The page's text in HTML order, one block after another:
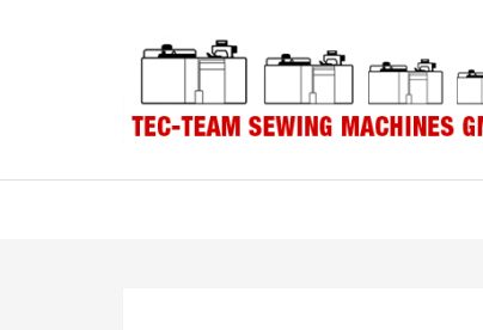
navigation